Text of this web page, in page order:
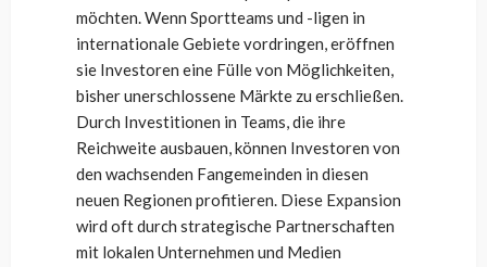
möchten. Wenn Sportteams und -ligen in
internationale Gebiete vordringen, eröffnen
sie Investoren eine Fülle von Möglichkeiten,
bisher unerschlossene Märkte zu erschließen.
Durch Investitionen in Teams, die ihre
Reichweite ausbauen, können Investoren von
den wachsenden Fangemeinden in diesen
neuen Regionen profitieren. Diese Expansion
wird oft durch strategische Partnerschaften
mit lokalen Unternehmen und Medien